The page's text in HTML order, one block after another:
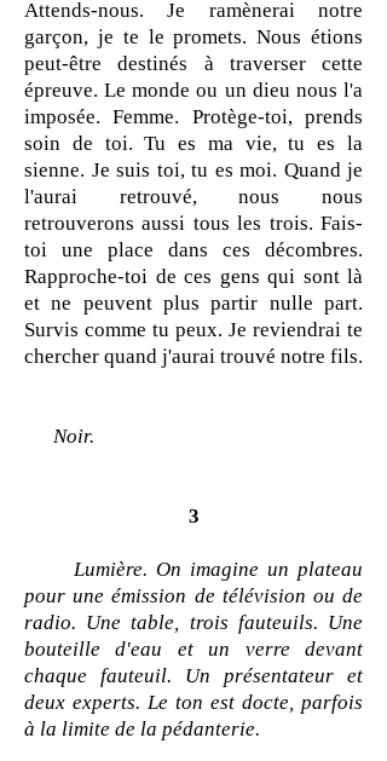
Attends-nous. Je ramènerai notre
garçon, je te le promets. Nous étions
peut-être destinés à traverser cette
épreuve. Le monde ou un dieu nous l'a
imposée. Femme. Protège-toi, prends
soin de toi. Tu es ma vie, tu es la
sienne. Je suis toi, tu es moi. Quand je
l'aurai retrouvé, nous nous
retrouverons aussi tous les trois. Fais-
toi une place dans ces décombres.
Rapproche-toi de ces gens qui sont là
et ne peuvent plus partir nulle part.
Survis comme tu peux. Je reviendrai te
chercher quand j'aurai trouvé notre fils.
Noir.
3
Lumière. On imagine un plateau
pour une émission de télévision ou de
radio. Une table, trois fauteuils. Une
bouteille d'eau et un verre devant
chaque fauteuil. Un présentateur et
deux experts. Le ton est docte, parfois
à la limite de la pédanterie.